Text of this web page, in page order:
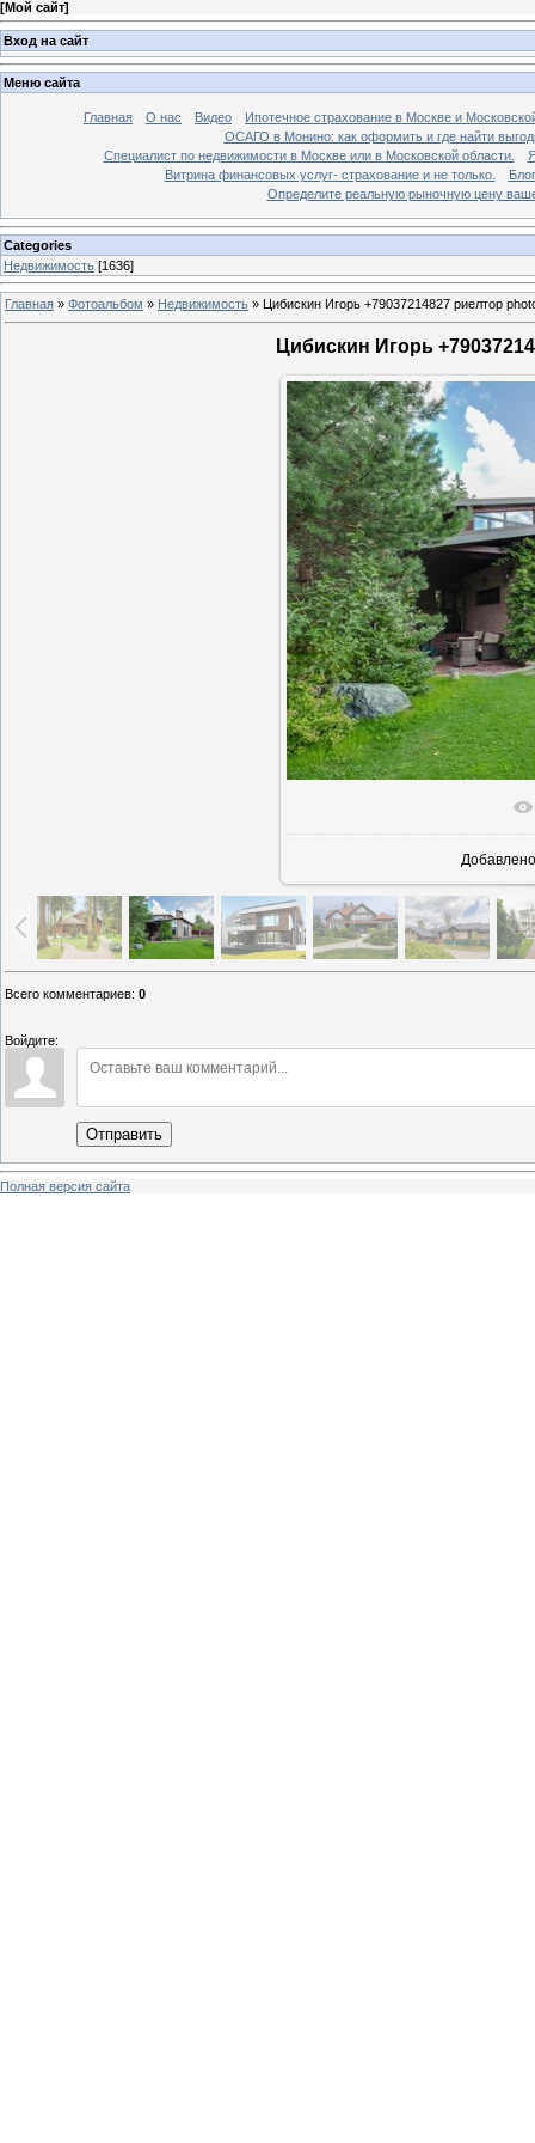
[Мой сайт]
Вход на сайт
Меню сайта
Главная О нас Видео
Ипотечное страхование в Москве и
ОСАГО в Монино: как оформить и где найти
Специалист по недвижимости в Москве или в Московской области.
Витрина финансовых услуг- страхование и не только.
Блог
Определите реальную рыночную цену
Categories
Недвижимость [1636]
Главная » Фотоальбом » Недвижимость » Цибискин Игорь +79037214827 риелтор
Цибискин Игорь
В
Добавлено
Всего комментариев: 0
Войдите:
Отправить
Полная версия сайта